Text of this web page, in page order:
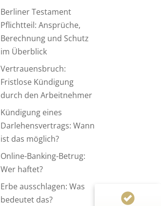
Berliner Testament
Pflichtteil: Ansprüche,
Berechnung und Schutz
im Überblick
Vertrauensbruch:
Fristlose Kündigung
durch den Arbeitnehmer
Kündigung eines
Darlehensvertrags: Wann
ist das möglich?
Online-Banking-Betrug:
Wer haftet?
Erbe ausschlagen: Was
bedeutet das?
Anwaltskanzlei Heinemann & Rummel GbR
SEHR GUT
4,94 / 5,00
Bewertungen auf
ProvenExpert.com
124
Bewertungen von 1
anderen Quelle